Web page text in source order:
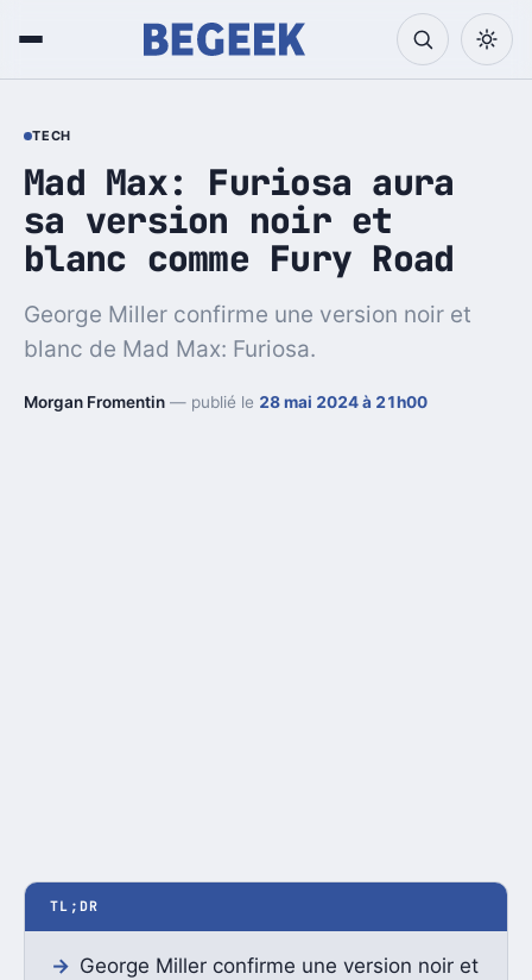
TECH
Mad Max: Furiosa aura
sa version noir et
blanc comme Fury Road
George Miller confirme une version noir et
blanc de Mad Max: Furiosa.
Morgan Fromentin — publié le 28 mai 2024 à 21h00
TL;DR
George Miller confirme une version noir et